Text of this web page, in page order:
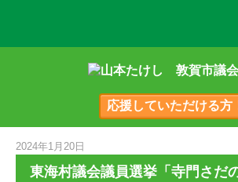
応援していただける方
2024年1月20日
東海村議会議員選挙「寺門さだ